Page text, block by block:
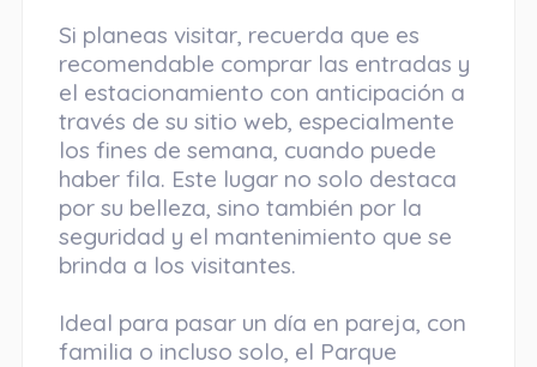
Si planeas visitar, recuerda que es
recomendable comprar las entradas y
el estacionamiento con anticipación a
través de su sitio web, especialmente
los fines de semana, cuando puede
haber fila. Este lugar no solo destaca
por su belleza, sino también por la
seguridad y el mantenimiento que se
brinda a los visitantes.
Ideal para pasar un día en pareja, con
familia o incluso solo, el Parque